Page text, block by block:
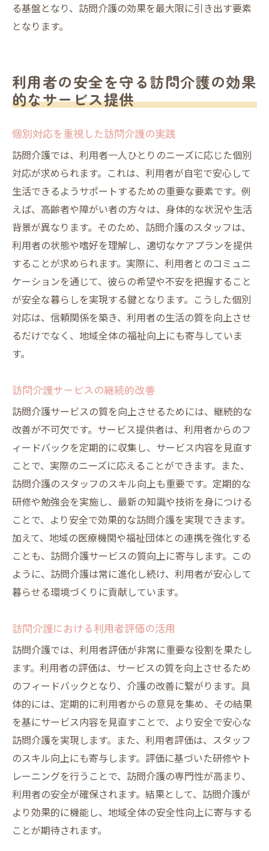
る基盤となり、訪問介護の効果を最大限に引き出す要素
となります。
利用者の安全を守る訪問介護の効果
的なサービス提供
個別対応を重視した訪問介護の実践
訪問介護では、利用者一人ひとりのニーズに応じた個別
対応が求められます。これは、利用者が自宅で安心して
生活できるようサポートするための重要な要素です。例
えば、高齢者や障がい者の方々は、身体的な状況や生活
背景が異なります。そのため、訪問介護のスタッフは、
利用者の状態や嗜好を理解し、適切なケアプランを提供
することが求められます。実際に、利用者とのコミュニ
ケーションを通じて、彼らの希望や不安を把握すること
が安全な暮らしを実現する鍵となります。こうした個別
対応は、信頼関係を築き、利用者の生活の質を向上させ
るだけでなく、地域全体の福祉向上にも寄与していま
す。
訪問介護サービスの継続的改善
訪問介護サービスの質を向上させるためには、継続的な
改善が不可欠です。サービス提供者は、利用者からのフ
ィードバックを定期的に収集し、サービス内容を見直す
ことで、実際のニーズに応えることができます。また、
訪問介護のスタッフのスキル向上も重要です。定期的な
研修や勉強会を実施し、最新の知識や技術を身につける
ことで、より安全で効果的な訪問介護を実現できます。
加えて、地域の医療機関や福祉団体との連携を強化する
ことも、訪問介護サービスの質向上に寄与します。この
ように、訪問介護は常に進化し続け、利用者が安心して
暮らせる環境づくりに貢献しています。
訪問介護における利用者評価の活用
訪問介護では、利用者評価が非常に重要な役割を果たし
ます。利用者の評価は、サービスの質を向上させるため
のフィードバックとなり、介護の改善に繋がります。具
体的には、定期的に利用者からの意見を集め、その結果
を基にサービス内容を見直すことで、より安全で安心な
訪問介護を実現します。また、利用者評価は、スタッフ
のスキル向上にも寄与します。評価に基づいた研修やト
レーニングを行うことで、訪問介護の専門性が高まり、
利用者の安全が確保されます。結果として、訪問介護が
より効果的に機能し、地域全体の安全性向上に寄与する
ことが期待されます。